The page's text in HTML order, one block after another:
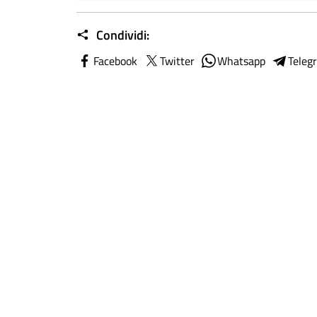
Condividi:
Facebook Twitter Whatsapp